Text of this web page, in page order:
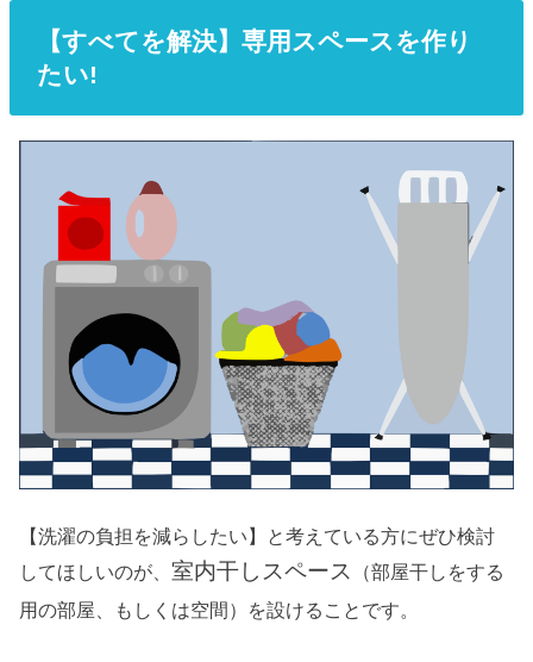
【すべてを解決】専用スペースを作り
たい!
【洗濯の負担を減らしたい】と考えている方にぜひ検討
してほしいのが、室内干しスペース
（部屋干しをする
用の部屋、もしくは空間）を設けること です。